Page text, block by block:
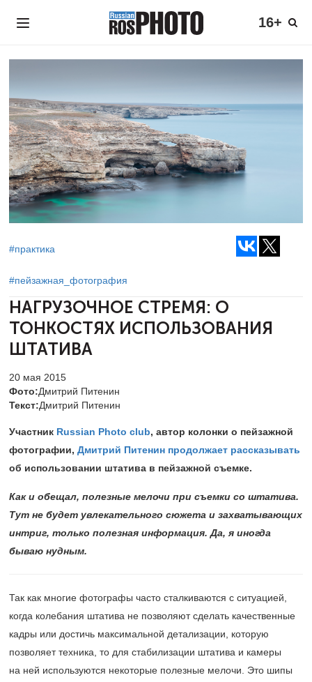
16+
#практика
#пейзажная_фотография
НАГРУЗОЧНОЕ СТРЕМЯ: О
ТОНКОСТЯХ ИСПОЛЬЗОВАНИЯ
ШТАТИВА
20 мая 2015
Фото:Дмитрий Питенин
Текст:Дмитрий Питенин
Участник Russian Photo club, автор колонки о пейзажной
фотографии, Дмитрий Питенин продолжает рассказывать
об использовании штатива в пейзажной съемке.
Как и обещал, полезные мелочи при съемки со штатива.
Тут не будет увлекательного сюжета и захватывающих
интриг, только полезная информация. Да, я иногда
бываю нудным.
Так как многие фотографы часто сталкиваются с ситуацией,
когда колебания штатива не позволяют сделать качественные
кадры или достичь максимальной детализации, которую
позволяет техника, то для стабилизации штатива и камеры
на ней используются некоторые полезные мелочи. Это шипы